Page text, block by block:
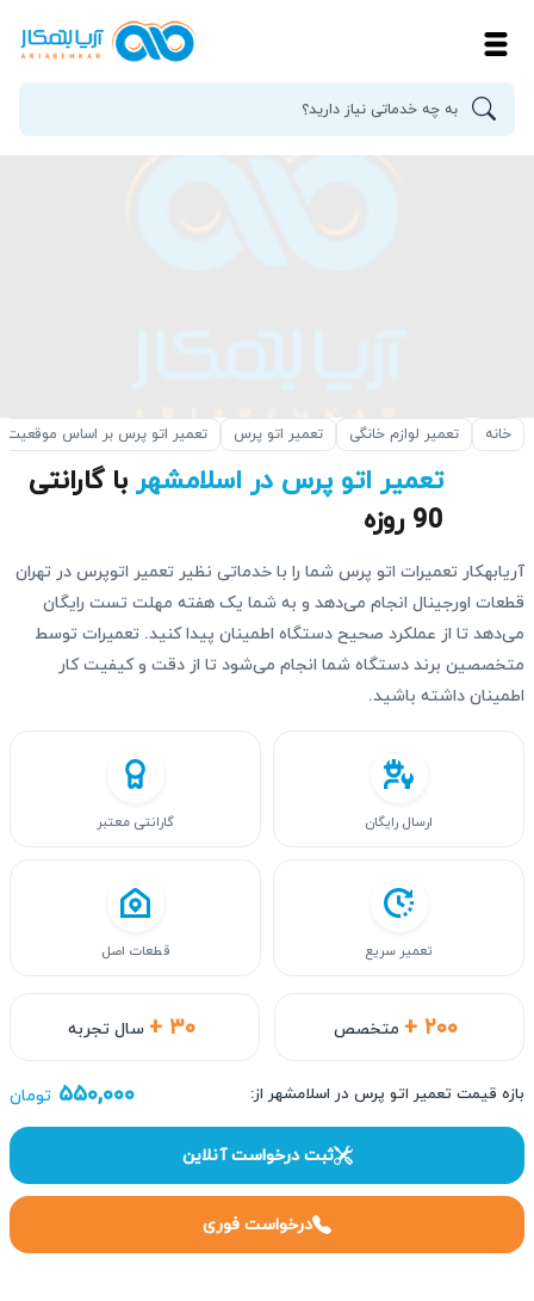
خانه تعمیر لوازم خانگی تعمیر اتو پرس تعمیر اتو پرس بر اساس موقعیت
تعمیر اتو پرس در اسلامشهربا گارانتی
90 روزه
آریابهکار تعمیرات اتو پرس شما را با خدماتی نظیر تعمیر اتوپرس در تهران
قطعات اورجینال انجام می‌دهد و به شما یک هفته مهلت تست رایگان
می‌دهد تا از عملکرد صحیح دستگاه اطمینان پیدا کنید. تعمیرات توسط
متخصصین برند دستگاه شما انجام می‌شود تا از دقت و کیفیت کار
اطمینان داشته باشید.
+ ۲۰۰ متخصص + ۳۰ سال تجربه
ارسال رایگان گارانتی معتبر
تعمیر سریع قطعات اصل
بازه قیمت تعمیر اتو پرس در اسلامشهر از: ۵۵۰,۰۰۰ تومان
ثبت درخواست آنلاین
درخواست فوری